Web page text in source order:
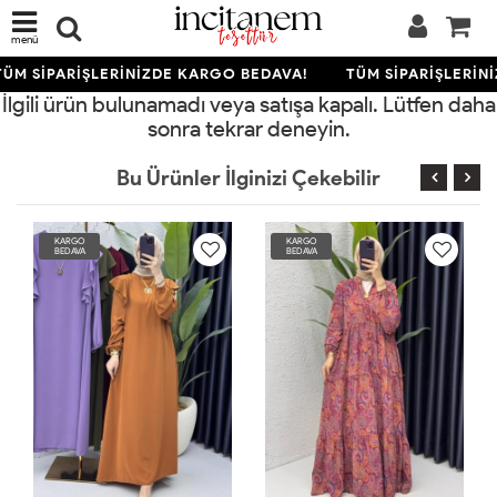
menü
SİPARİŞLERİNİZDE KARGO BEDAVA! TÜM
İlgili ürün bulunamadı veya satışa kapalı. Lütfen daha
sonra tekrar deneyin.
Bu Ürünler İlginizi Çekebilir
KARGO
BEDAVA
KARGO
BEDAVA